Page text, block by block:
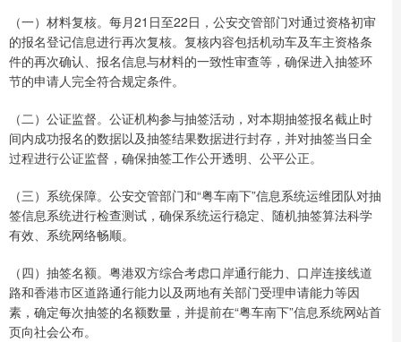
（一）材料复核。每月21日至22日，公安交管部门对通过资格初审
的报名登记信息进行再次复核。复核内容包括机动车及车主资格条
件的再次确认、报名信息与材料的一致性审查等，确保进入抽签环
节的申请人完全符合规定条件。
（二）公证监督。公证机构参与抽签活动，对本期抽签报名截止时
间内成功报名的数据以及抽签结果数据进行封存，并对抽签当日全
过程进行公证监督，确保抽签工作公开透明、公平公正。
（三）系统保障。公安交管部门和“粤车南下”信息系统运维团队对抽
签信息系统进行检查测试，确保系统运行稳定、随机抽签算法科学
有效、系统网络畅顺。
（四）抽签名额。粤港双方综合考虑口岸通行能力、口岸连接线道
路和香港市区道路通行能力以及两地有关部门受理申请能力等因
素，确定每次抽签的名额数量，并提前在“粤车南下”信息系统网站首
页向社会公布。